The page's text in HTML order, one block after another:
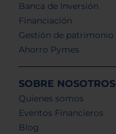
Banca de Inversión
Financiación
Gestión de patrimonio
Ahorro Pymes
SOBRE NOSOTROS
Quienes somos
Eventos Financieros
Blog